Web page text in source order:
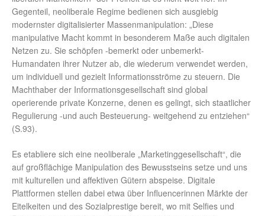
Gegenteil, neoliberale Regime bedienen sich ausgiebig
modernster digitalisierter Massenmanipulation: „Diese
manipulative Macht kommt in besonderem Maße auch digitalen
Netzen zu. Sie schöpfen -bemerkt oder unbemerkt-
Humandaten ihrer Nutzer ab, die wiederum verwendet werden,
um individuell und gezielt Informationsströme zu steuern. Die
Machthaber der Informationsgesellschaft sind global
operierende private Konzerne, denen es gelingt, sich staatlicher
Regulierung -und auch Besteuerung- weitgehend zu entziehen“
(S.93).
Es etabliere sich eine neoliberale „Marketinggesellschaft“, die
auf großflächige Manipulation des Bewusstseins setze und uns
mit kulturellen und affektiven Gütern abspeise. Digitale
Plattformen stellen dabei etwa über Influencerinnen Märkte der
Eitelkeiten und des Sozialprestige bereit, wo mit Selfies und